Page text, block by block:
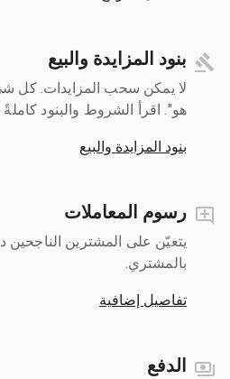
بنود المزايدة والبيع
لا يمكن سحب المزايدات. كل
هو". اقرأ الشروط والبنود كاملةً
بنود المزايدة والبيع
رسوم المعاملات
يتعيّن على المشترين
بالمشتري.
تفاصيل إضافية
الدفع